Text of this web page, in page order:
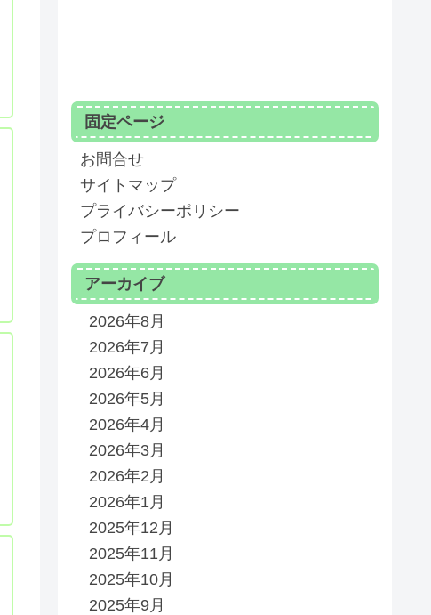
固定ページ
お問合せ
サイトマップ
プライバシーポリシー
プロフィール
アーカイブ
2026年8月
2026年7月
2026年6月
2026年5月
2026年4月
2026年3月
2026年2月
2026年1月
2025年12月
2025年11月
2025年10月
2025年9月